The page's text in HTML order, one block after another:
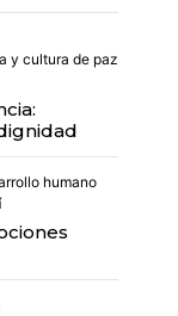
y cultura de paz
humano